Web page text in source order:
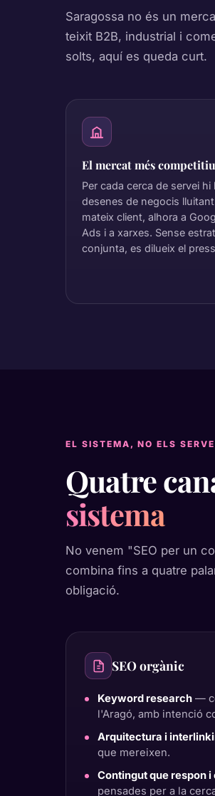
Saragossa no és un
teixit B2B, industrial i
solts, aquí es queda curt.
El mercat més competitiu
Per cada cerca de servei hi
desenes de negocis
mateix client, alhora a
Ads i a xarxes. Sense
conjunta, es dilueix el
EL SISTEMA, NO ELS
Quatre
sistema
No venem "SEO per un
combina fins a quatre
obligació.
SEO orgànic
Keyword research —
l'Aragó, amb intenció
Arquitectura i
que mereixen.
Contingut que respon
pensades per a la